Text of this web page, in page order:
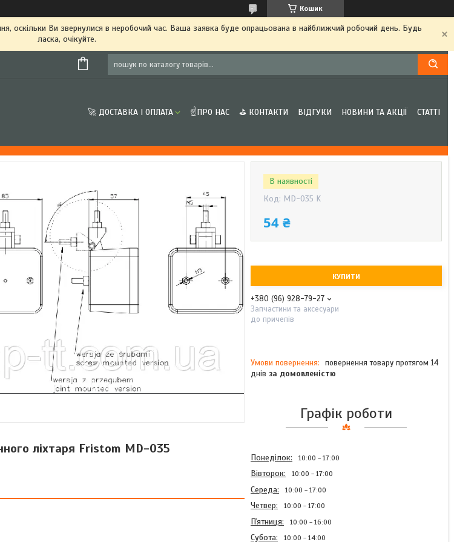
Кошик
оскільки Ви звернулися в неробочий час. Ваша заявка буде опрацьована в найближчий робочий день. Будь
ласка, очікуйте.
🚀 ДОСТАВКА І ОПЛАТА ☝ПРО НАС ⛳ КОНТАКТИ ВІДГУКИ НОВИНИ ТА АКЦІЇ СТАТТІ
ліхтаря Fristom MD-035
В наявності
Код: MD-035 K
54 ₴
КУПИТИ
+380 (96) 928-79-27
Запчастини та аксесуари
до причепів
повернення товару протягом 14
днів за домовленістю
Графік роботи
Понеділок 10:00 17:00
Вівторок 10:00 17:00
Середа 10:00 17:00
Четвер 10:00 17:00
Пʼятниця 10:00 16:00
Субота 10:00 14:00